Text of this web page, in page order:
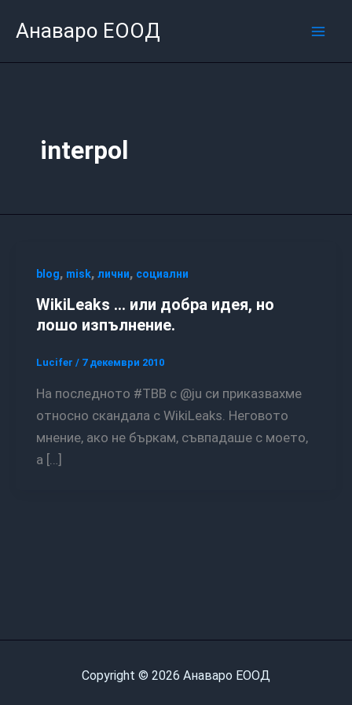
Анаваро ЕООД
interpol
blog, misk, лични, социални
WikiLeaks … или добра идея, но
лошо изпълнение.
Lucifer / 7 декември 2010
На последното #TBB с @ju си приказвахме
относно скандала с WikiLeaks. Неговото
мнение, ако не бъркам, съвпадаше с моето,
а […]
Copyright © 2026 Анаваро ЕООД